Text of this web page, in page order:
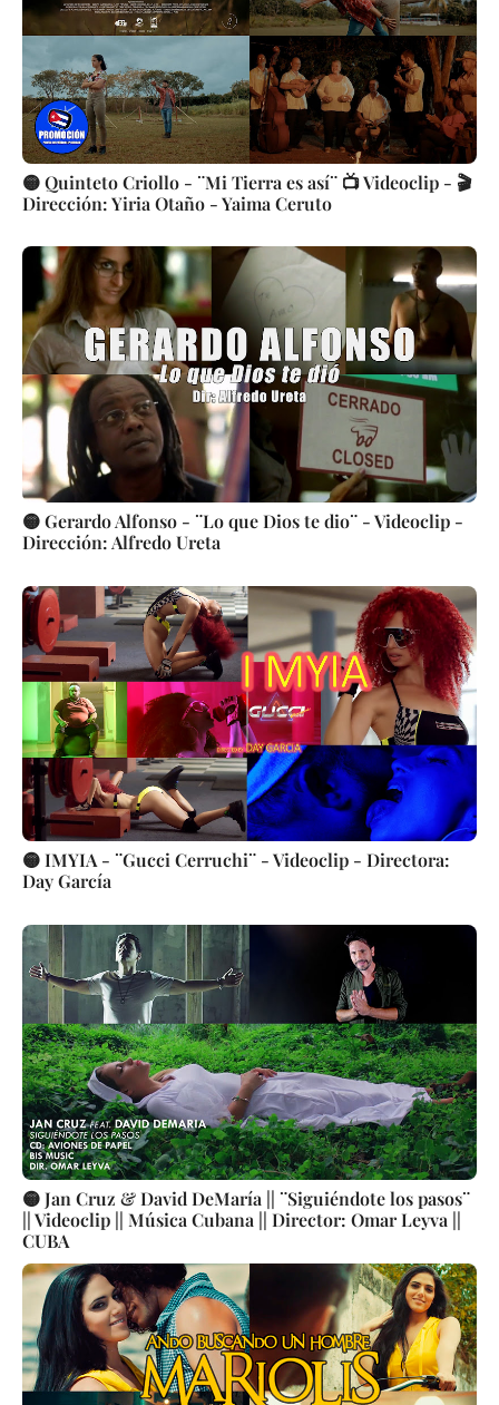
🟡 Quinteto Criollo - ¨Mi Tierra es así¨ 📺 Videoclip - 🎬
Dirección: Yiria Otaño - Yaima Ceruto
🟡 Gerardo Alfonso - ¨Lo que Dios te dio¨ - Videoclip -
Dirección: Alfredo Ureta
🟡 IMYIA - ¨Gucci Cerruchi¨ - Videoclip - Directora:
Day García
🟡 Jan Cruz & David DeMaría || ¨Siguiéndote los pasos¨
|| Videoclip || Música Cubana || Director: Omar Leyva ||
CUBA